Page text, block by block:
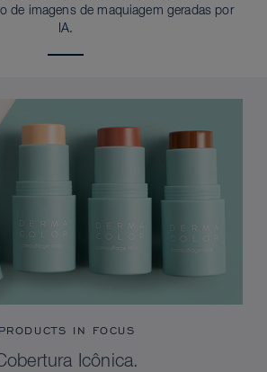
de imagens de maquiagem geradas por
IA.
PRODUCTS IN FOCUS
Icônica.